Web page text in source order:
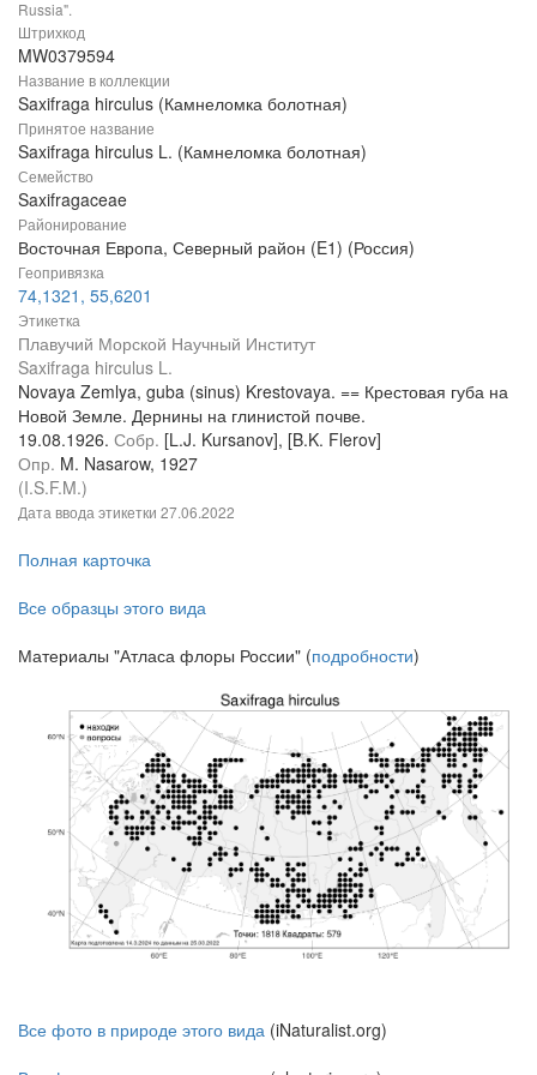
Russia".
Штрихкод
MW0379594
Название в коллекции
Saxifraga hirculus (Камнеломка болотная)
Принятое название
Saxifraga hirculus L. (Камнеломка болотная)
Семейство
Saxifragaceae
Районирование
Восточная Европа, Северный район (E1) (Россия)
Геопривязка
74,1321, 55,6201
Этикетка
Плавучий Морской Научный Институт
Saxifraga hirculus L.
Novaya Zemlya, guba (sinus) Krestovaya. == Крестовая губа на
Новой Земле. Дернины на глинистой почве.
19.08.1926. Собр. [L.J. Kursanov], [B.K. Flerov]
Опр. M. Nasarow, 1927
(I.S.F.M.)
Дата ввода этикетки 27.06.2022
Полная карточка
Все образцы этого вида
Материалы "Атласа флоры России" (подробности)
Все фото в природе этого вида (iNaturalist.org)